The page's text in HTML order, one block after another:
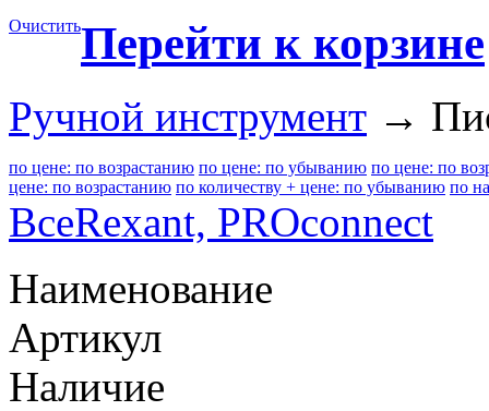
ОчиститьПерейти к корзине
Ручной инструмент →
по цене: по возрастанию по цене: по убыванию по цене: по
цене: по возрастанию по количеству + цене: по убыванию по
ВсеRexant, PROconnect
Наименование
Артикул
Наличие